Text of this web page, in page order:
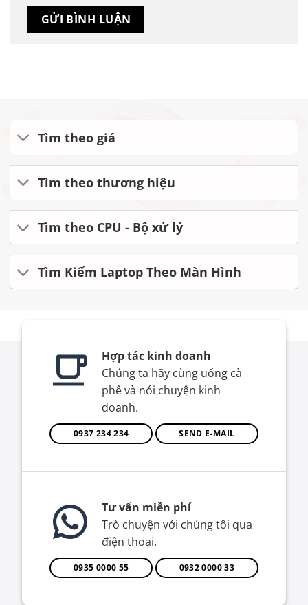
Tìm theo giá
Tìm theo thương hiệu
Tìm theo CPU - Bộ xử lý
Tìm Kiếm Laptop Theo Màn Hình
Hợp tác kinh doanh
Chúng ta hãy cùng uống cà
phê và nói chuyện kinh
doanh.
0937 234 234 SEND E-MAIL
Tư vấn miễn phí
Trò chuyện với chúng tôi qua
điện thoại.
0935 0000 55 0932 0000 33